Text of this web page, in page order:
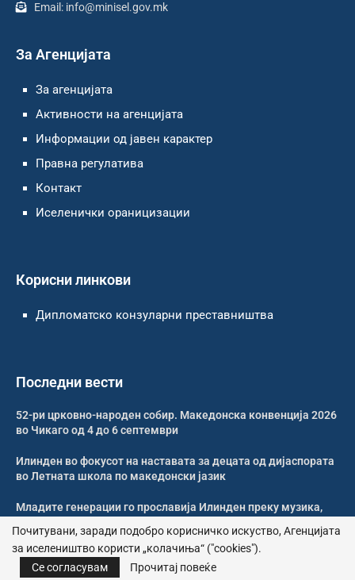
Email: info@minisel.gov.mk
За Агенцијата
За агенцијата
Активности на агенцијата
Информации од јавен карактер
Правна регулатива
Контакт
Иселенички ораницизации
Корисни линкови
Дипломатско конзуларни преставништва
Последни вести
52-ри црковно-народен собир. Македонска конвенција 2026
во Чикаго од 4 до 6 септември
Илинден во фокусот на наставата за децата од дијаспората
во Летната школа по македонски јазик
Младите генерации го прославија Илинден преку музика,
Свечено и молитвено одбележан Илинден во Џилонг
Почитувани, заради подобро корисничко искуство, Агенцијата
за иселеништво користи „колачиња“ ("cookies").
Се согласувам
Прочитај повеќе